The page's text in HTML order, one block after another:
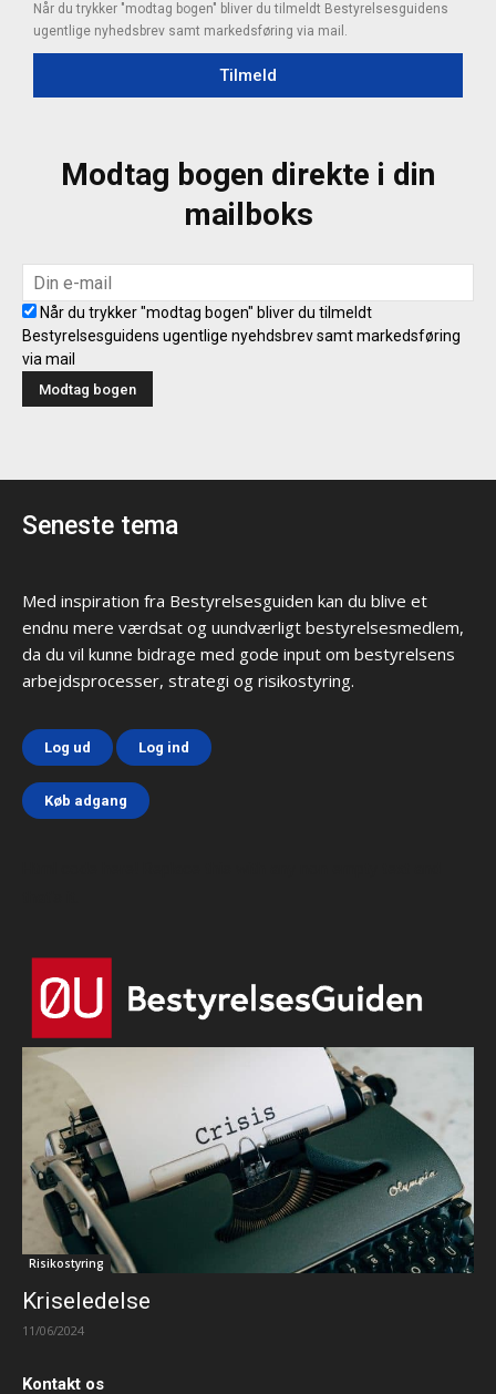
Når du trykker "modtag bogen" bliver du tilmeldt Bestyrelsesguidens
ugentlige nyhedsbrev samt markedsføring via mail.
Tilmeld
Modtag bogen direkte i din
mailboks
Når du trykker "modtag bogen" bliver du tilmeldt
Bestyrelsesguidens ugentlige nyehdsbrev samt markedsføring
via mail
Seneste tema
Med inspiration fra Bestyrelsesguiden kan du blive et
endnu mere værdsat og uundværligt bestyrelsesmedlem,
da du vil kunne bidrage med gode input om bestyrelsens
arbejdsprocesser, strategi og risikostyring.
Log ud Log ind
Køb adgang
Risikostyring
Kriseledelse
11/06/2024
Kontakt os